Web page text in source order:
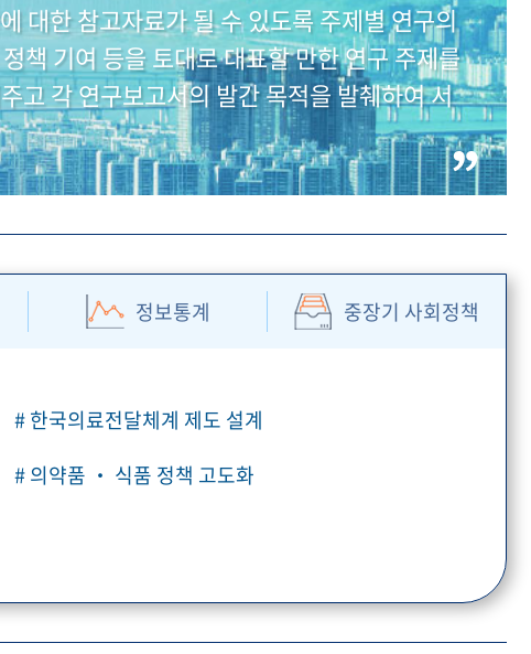
대한 참고자료가 될 수 있도록 주제별 연구의
책 기여 등을 토대로 대표할 만한 연구 주제를
고 각 연구보고서의 발간 목적을 발췌하여 서
정보통계 중장기 사회정책
# 한국의료전달체계 제도 설계
# 의약품 ‧ 식품 정책 고도화